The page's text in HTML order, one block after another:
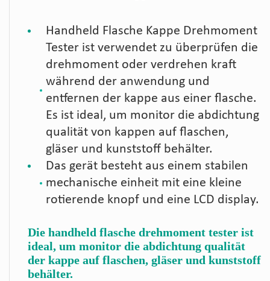
Handheld Flasche Kappe Drehmoment
Tester ist verwendet zu überprüfen die
drehmoment oder verdrehen kraft
während der anwendung und
entfernen der kappe aus einer flasche.
Es ist ideal, um monitor die abdichtung
qualität von kappen auf flaschen,
gläser und kunststoff behälter.
Das gerät besteht aus einem stabilen
mechanische einheit mit eine kleine
rotierende knopf und eine LCD display.
Die handheld flasche drehmoment tester ist
ideal, um monitor die abdichtung qualität
der kappe auf flaschen, gläser und kunststoff
behälter.